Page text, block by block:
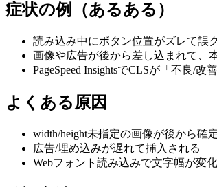
症状の例（あるある）
読み込み中にボタン位置がズレて誤
画像や広告が後から差し込まれて、
PageSpeed InsightsでCLSが「不良/改
よくある原因
width/height未指定の画像が後から確
広告/埋め込みが遅れて挿入される
Webフォント読み込みで文字幅が変化